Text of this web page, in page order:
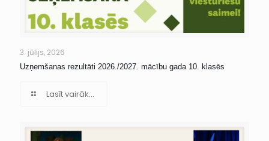
3. jūlijs, 2026
Uzņemšanas rezultāti 2026./2027. mācību gada 10. klasēs
Lasīt vairāk...